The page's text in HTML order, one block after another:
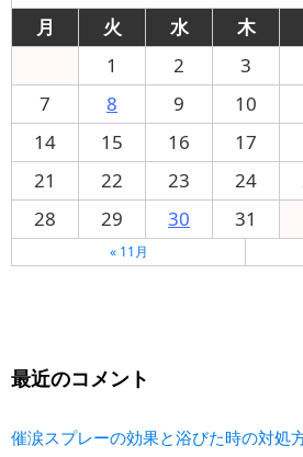
月
火 水 木
1
2 3
7
8 9 10
14
15 16 17
21
22 23 24
28
29 30 31
« 11月
最近のコメント
催涙スプレーの効果と浴びた時の対処